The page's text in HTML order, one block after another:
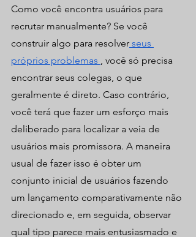
Como você encontra usuários para
recrutar manualmente? Se você
construir algo para resolver seus
próprios problemas , você só precisa
encontrar seus colegas, o que
geralmente é direto. Caso contrário,
você terá que fazer um esforço mais
deliberado para localizar a veia de
usuários mais promissora. A maneira
usual de fazer isso é obter um
conjunto inicial de usuários fazendo
um lançamento comparativamente não
direcionado e, em seguida, observar
qual tipo parece mais entusiasmado e